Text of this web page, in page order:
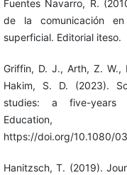
Fuentes Navarro, R.
de la comunicación
superficial. Editorial iteso.
Griffin, D. J., Arth, Z. W.,
Hakim, S. D. (2023).
studies: a five-years
https://doi.org/10.1080/
Hanitzsch, T. (2019).